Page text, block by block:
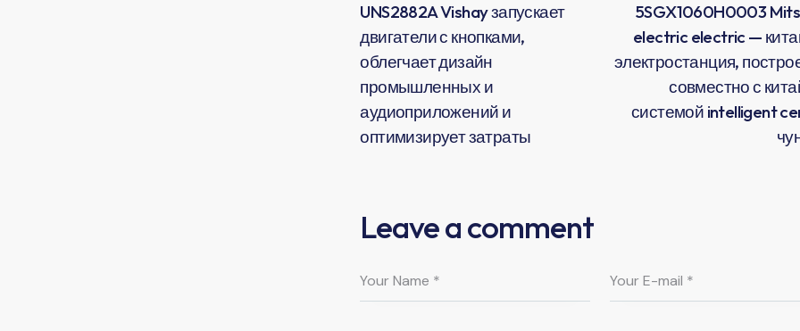
UNS2882A Vishay запускает
двигатели с кнопками,
облегчает дизайн
промышленных и
аудиоприложений и
оптимизирует затраты
5SGX1060H0003
electric electric —
электростанция,
совместно с
системой intelligent
Leave a comment